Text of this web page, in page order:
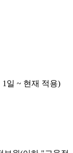
일 ~ 현재 적용)